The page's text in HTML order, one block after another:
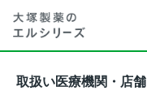
取扱い医療機関・店舗